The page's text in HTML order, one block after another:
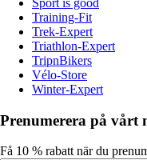
Sport is good
Training-Fit
Trek-Expert
Triathlon-Expert
TripnBikers
Vélo-Store
Winter-Expert
Prenumerera på vårt
Få 10 % rabatt när du